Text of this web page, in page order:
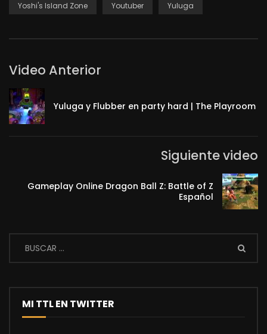
Yoshi's Island Zone Youtuber Yuluga
Video Anterior
Yuluga y Flubber en party hard | The Playroom
Siguiente video
Gameplay Online Dragon Ball Z: Battle of Z
Español
MI TTL EN TWITTER